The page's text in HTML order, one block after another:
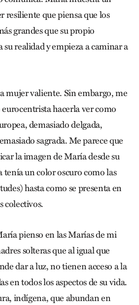
resiliente que piensa que los
grandes que su propio
su realidad y empieza a caminar a
mujer valiente. Sin embargo, me
hacerla ver como
demasiado delgada,
sagrada. Me parece que
la imagen de María desde su
tenía un color oscuro como las
hasta como se presenta en
colectivos.
pienso en las Marías de mi
solteras que al igual que
dar a luz, no tienen acceso a la
en todos los aspectos de su vida.
indígena, que abundan en